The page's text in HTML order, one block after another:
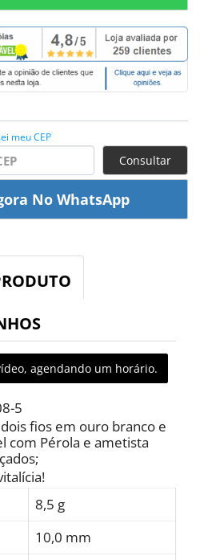
meu CEP
Consultar
agendando um horário.
5
fios em ouro branco e
com Pérola e ametista
8,5 g
10,0 mm